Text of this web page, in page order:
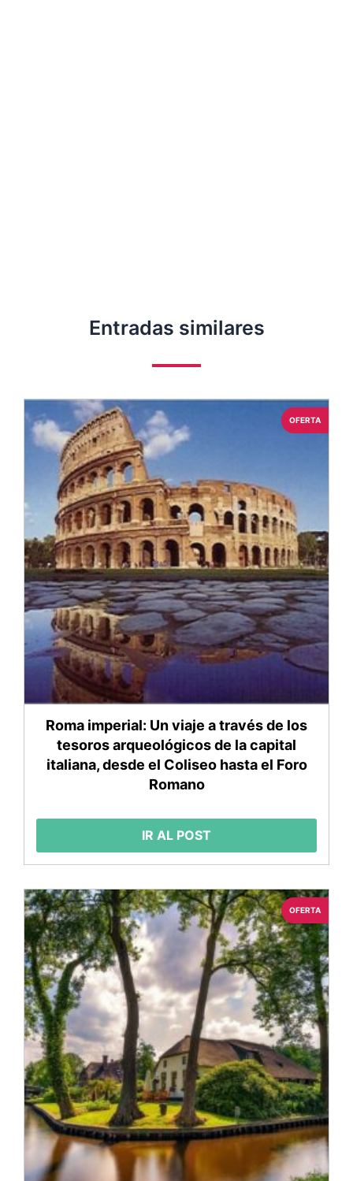
Entradas similares
OFERTA
Roma imperial: Un viaje a través de los
tesoros arqueológicos de la capital
italiana, desde el Coliseo hasta el Foro
Romano
IR AL POST
OFERTA